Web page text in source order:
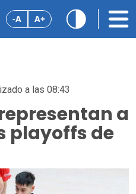
-A A+
a las 08:43
a
playoffs de